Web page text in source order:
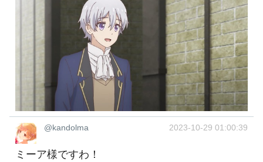
@kandolma 2023-10-29 01:00:39
ミーア様ですわ！